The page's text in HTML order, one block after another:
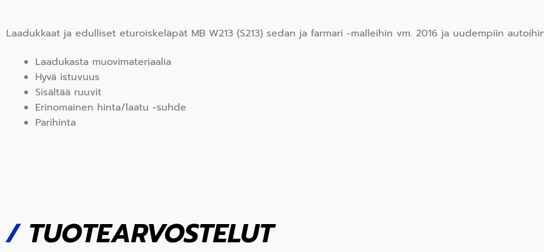
Laadukkaat ja edulliset eturoiskeläpät MB W213 (S213) sedan ja farmari -malleihin vm. 2016 ja uudempiin
Laadukasta muovimateriaalia
Hyvä istuvuus
Sisältää ruuvit
Erinomainen hinta/laatu -suhde
Parihinta
/TUOTEARVOSTELUT